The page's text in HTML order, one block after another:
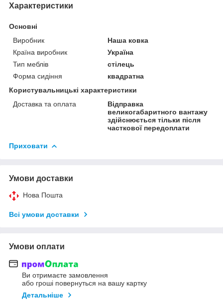
Характеристики
Основні
Виробник
Наша ковка
Країна виробник
Україна
Тип меблів
стілець
Форма сидіння
квадратна
Користувальницькі характеристики
Доставка та оплата
Відправка
великогабаритного вантажу
здійснюється тільки після
часткової передоплати
Приховати
Умови доставки
Нова Пошта
Всі умови доставки
Умови оплати
Ви отримаєте замовлення
або гроші повернуться на вашу картку
Детальніше